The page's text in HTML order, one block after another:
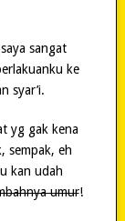
sangat
ke
syar’i.
yg gak kena
sempak, eh
kan udah
umur!